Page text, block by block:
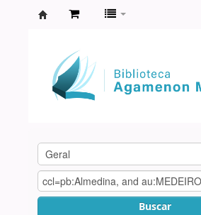
Agamenon
Magalhães
Buscar